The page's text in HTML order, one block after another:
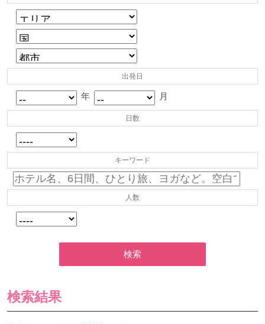
出発日
年 月
日数
キーワード
人数
検索
検索結果